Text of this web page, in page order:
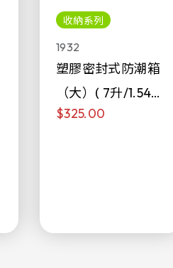
收納系列
1932
塑膠密封式防潮箱
（大）( 7升/1.54加
侖)
$325.00